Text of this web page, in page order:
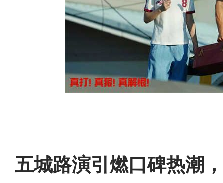
五城路演引燃口碑热潮